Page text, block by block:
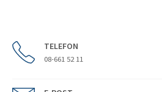
TELEFON
08-661 52 11